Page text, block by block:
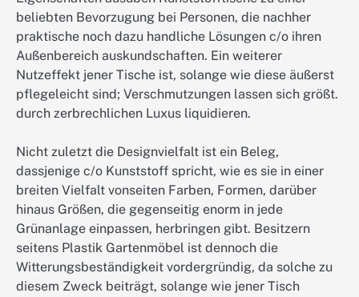
beliebten Bevorzugung bei Personen, die nachher
praktische noch dazu handliche Lösungen c/o ihren
Außenbereich auskundschaften. Ein weiterer
Nutzeffekt jener Tische ist, solange wie diese äußerst
pflegeleicht sind; Verschmutzungen lassen sich größt.
durch zerbrechlichen Luxus liquidieren.
Nicht zuletzt die Designvielfalt ist ein Beleg,
dassjenige c/o Kunststoff spricht, wie es sie in einer
breiten Vielfalt vonseiten Farben, Formen, darüber
hinaus Größen, die gegenseitig enorm in jede
Grünanlage einpassen, herbringen gibt. Besitzern
seitens Plastik Gartenmöbel ist dennoch die
Witterungsbeständigkeit vordergründig, da solche zu
diesem Zweck beiträgt, solange wie jener Tisch